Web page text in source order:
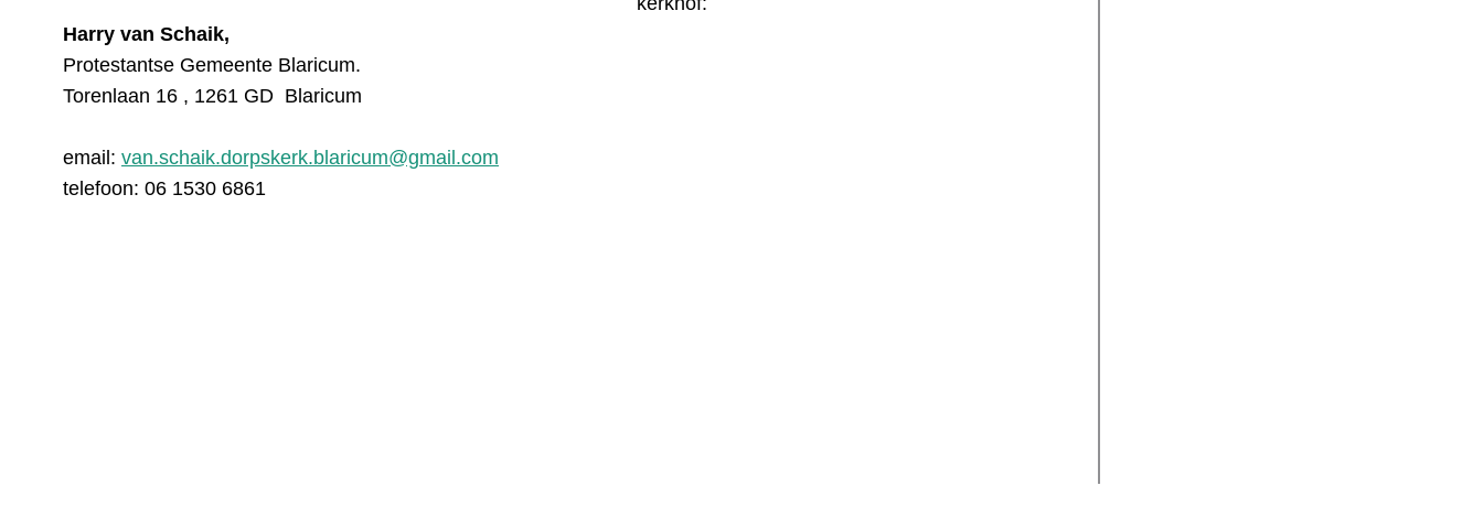
Harry van Schaik,
Protestantse Gemeente Blaricum.
Torenlaan 16 , 1261 GD Blaricum
email: van.schaik.dorpskerk.blaricum@gmail.com
telefoon: 06 1530 6861